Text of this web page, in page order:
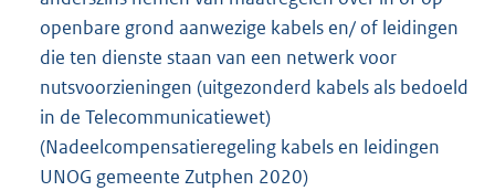
openbare grond aanwezige kabels en/ of leidingen
die ten dienste staan van een netwerk voor
nutsvoorzieningen (uitgezonderd kabels als bedoeld
in de Telecommunicatiewet)
(Nadeelcompensatieregeling kabels en leidingen
UNOG gemeente Zutphen 2020)